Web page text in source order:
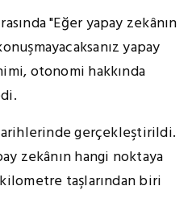
"Eğer yapay zekânın
yapay
otonomi hakkında
gerçekleştirildi.
zekânın hangi noktaya
taşlarından biri